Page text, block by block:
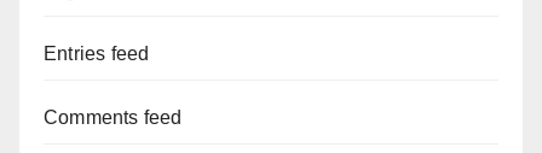
Entries feed
Comments feed